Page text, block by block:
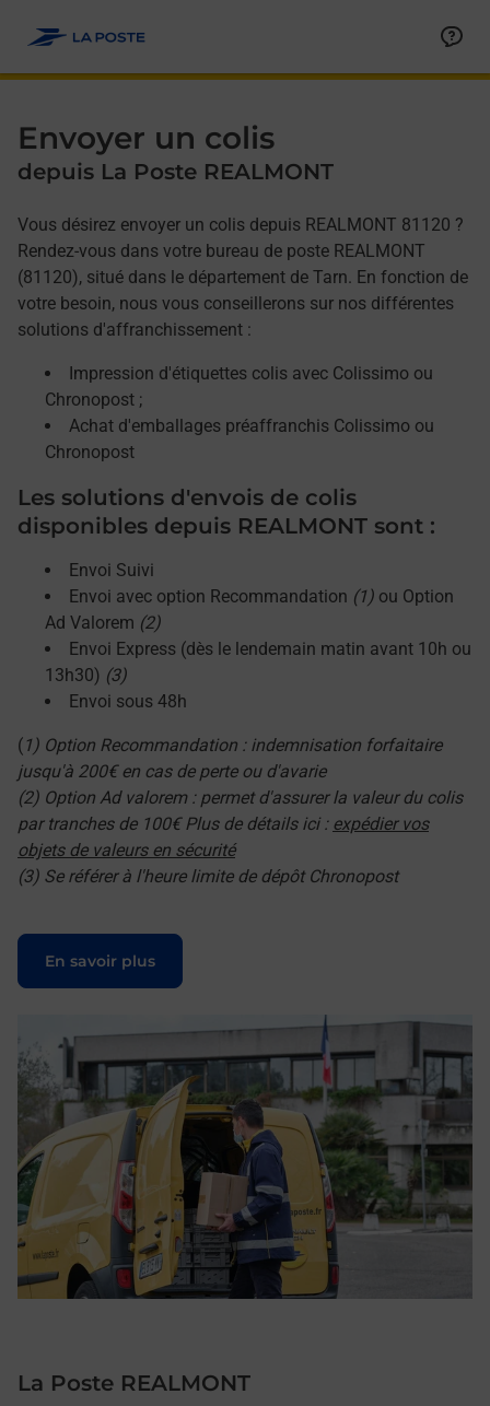
Envoyer un colis
depuis La Poste REALMONT
Vous désirez envoyer un colis depuis REALMONT 81120 ?
Rendez-vous dans votre bureau de poste REALMONT
(81120), situé dans le département de Tarn. En fonction de
votre besoin, nous vous conseillerons sur nos différentes
solutions d'affranchissement :
Impression d'étiquettes colis avec Colissimo ou
Chronopost ;
Achat d'emballages préaffranchis Colissimo ou
Chronopost
Les solutions d'envois de colis
disponibles depuis REALMONT sont :
Envoi Suivi
Envoi avec option Recommandation (1) ou Option
Ad Valorem (2)
Envoi Express (dès le lendemain matin avant 10h ou
13h30) (3)
Envoi sous 48h
( 1) Option Recommandation : indemnisation forfaitaire
jusqu'à 200€ en cas de perte ou d'avarie
(2) Option Ad valorem : permet d'assurer la valeur du colis
par tranches de 100€ Plus de détails ici : expédier vos
objets de valeurs en sécurité
(3) Se référer à l'heure limite de dépôt Chronopost
En savoir plus
Le lien s'ouvre dans un nouvel onglet
La Poste REALMONT